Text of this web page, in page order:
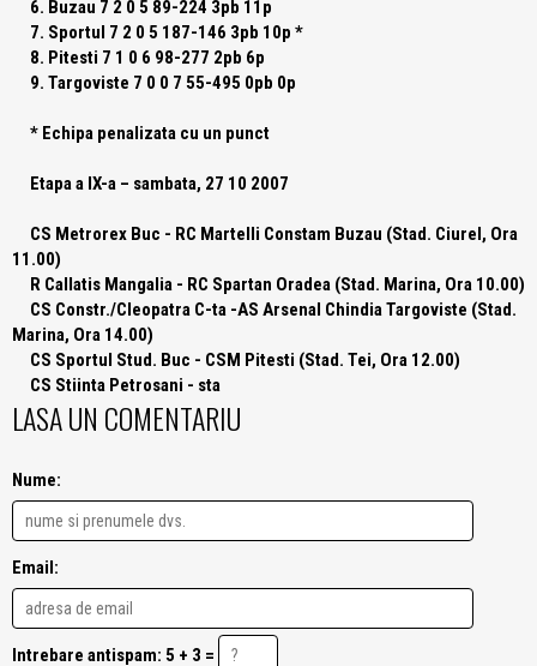
6. Buzau 7 2 0 5 89-224 3pb 11p
7. Sportul 7 2 0 5 187-146 3pb 10p *
8. Pitesti 7 1 0 6 98-277 2pb 6p
9. Targoviste 7 0 0 7 55-495 0pb 0p
* Echipa penalizata cu un punct
Etapa a IX-a – sambata, 27 10 2007
CS Metrorex Buc - RC Martelli Constam Buzau (Stad. Ciurel, Ora
11.00)
R Callatis Mangalia - RC Spartan Oradea (Stad. Marina, Ora 10.00)
CS Constr./Cleopatra C-ta -AS Arsenal Chindia Targoviste (Stad.
Marina, Ora 14.00)
CS Sportul Stud. Buc - CSM Pitesti (Stad. Tei, Ora 12.00)
CS Stiinta Petrosani - sta
LASA UN COMENTARIU
Nume:
Email:
Intrebare antispam: 5 + 3 =